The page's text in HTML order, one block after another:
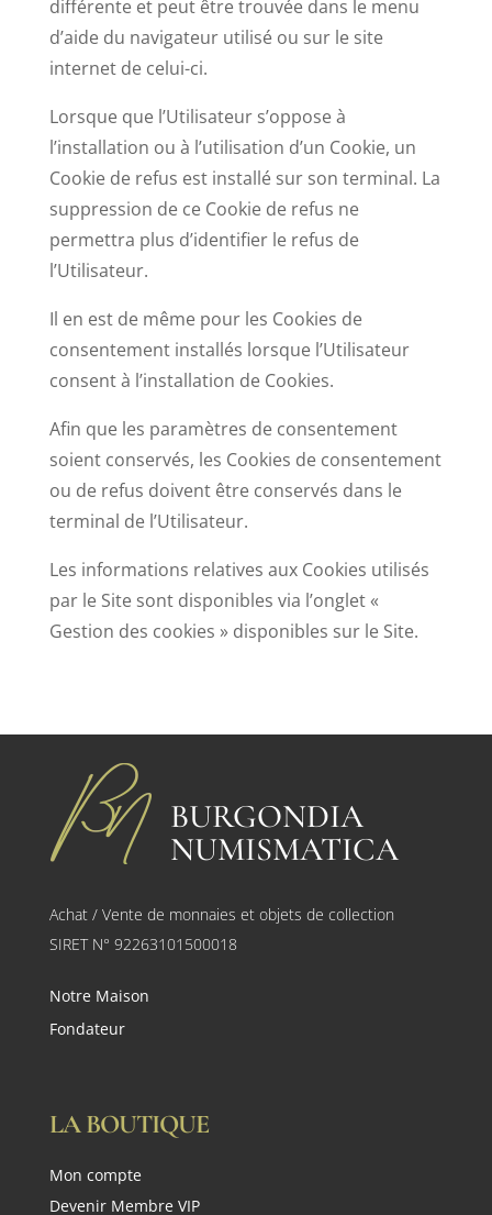
différente et peut être trouvée dans le menu
d’aide du navigateur utilisé ou sur le site
internet de celui-ci.
Lorsque que l’Utilisateur s’oppose à
l’installation ou à l’utilisation d’un Cookie, un
Cookie de refus est installé sur son terminal. La
suppression de ce Cookie de refus ne
permettra plus d’identifier le refus de
l’Utilisateur.
Il en est de même pour les Cookies de
consentement installés lorsque l’Utilisateur
consent à l’installation de Cookies.
Afin que les paramètres de consentement
soient conservés, les Cookies de consentement
ou de refus doivent être conservés dans le
terminal de l’Utilisateur.
Les informations relatives aux Cookies utilisés
par le Site sont disponibles via l’onglet «
Gestion des cookies » disponibles sur le Site.
BURGONDIA
NUMISMATICA
Achat / Vente de monnaies et objets de collection
SIRET N° 92263101500018
Notre Maison
Fondateur
LA BOUTIQUE
Mon compte
Devenir Membre VIP